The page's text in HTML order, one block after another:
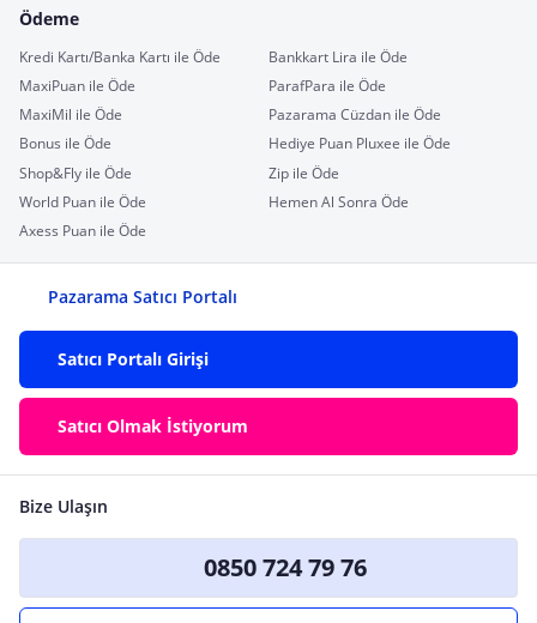
Ödeme
Kredi Kartı/Banka Kartı ile Öde
Bankkart Lira ile Öde
MaxiPuan ile Öde
ParafPara ile Öde
MaxiMil ile Öde
Pazarama Cüzdan ile Öde
Bonus ile Öde
Hediye Puan Pluxee ile Öde
Shop&Fly ile Öde
Zip ile Öde
World Puan ile Öde
Hemen Al Sonra Öde
Axess Puan ile Öde
Pazarama Satıcı Portalı
Satıcı Portalı Girişi
Satıcı Olmak İstiyorum
Bize Ulaşın
0850 724 79 76